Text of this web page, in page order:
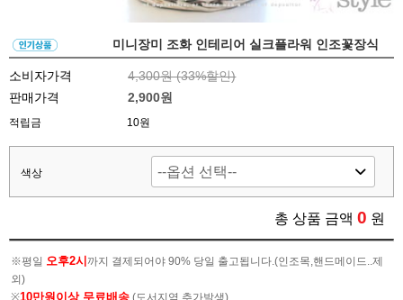
미니장미 조화 인테리어 실크플라워 인조꽃장식
소비자가격 4,300원 (33%할인)
판매가격
2,900원
적립금 10원
색상
총 상품 금액 0 원
※평일 오후2시 까지 결제되어야 90% 당일 출고됩니다.(인조목,핸드메이드..제
외)
10만원이상 무료배송